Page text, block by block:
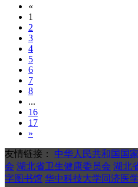
«
1
2
3
4
5
6
7
8
...
16
17
»
友情链接： 中华人民共和国国
会 湖北省卫生健康委员会 湖北
字图书馆 华中科技大学同济医